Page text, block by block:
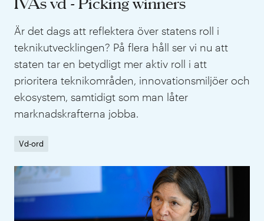
Är det dags att reflektera över statens roll i
teknikutvecklingen? På flera håll ser vi nu att
staten tar en betydligt mer aktiv roll i att
prioritera teknikområden, innovationsmiljöer och
ekosystem, samtidigt som man låter
marknadskrafterna jobba.
Vd-ord